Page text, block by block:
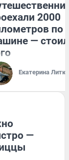
2000
по
—
Екатерина
—